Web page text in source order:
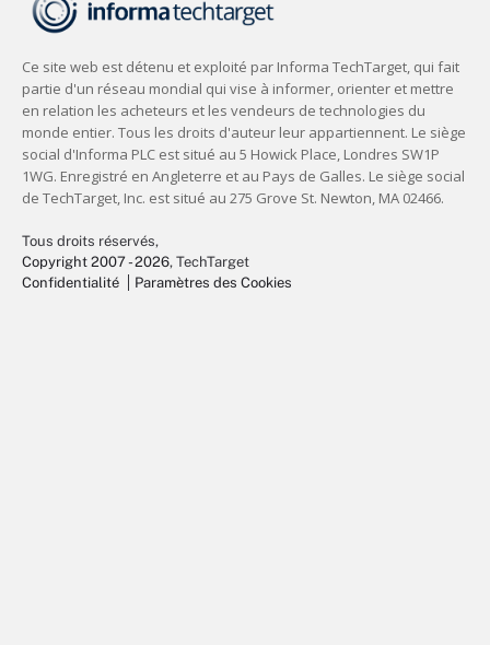
Tous droits réservés,
Copyright 2007 - 2026, TechTarget
Confidentialité
Paramètres des Cookies